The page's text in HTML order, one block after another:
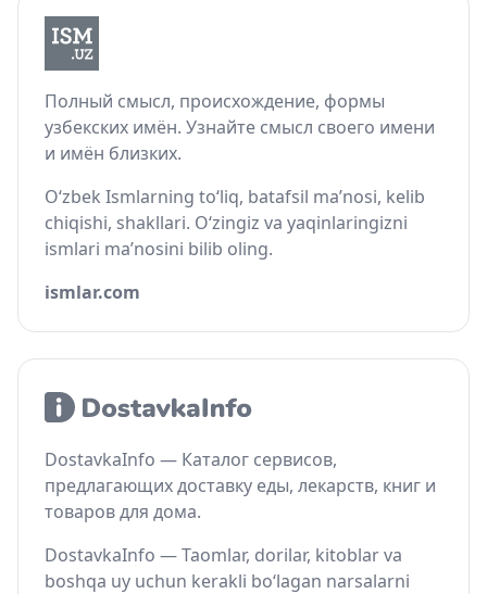
Полный смысл, происхождение, формы
узбекских имён. Узнайте смысл своего имени
и имён близких.
O‘zbek Ismlarning to‘liq, batafsil ma’nosi, kelib
chiqishi, shakllari. O‘zingiz va yaqinlaringizni
ismlari ma’nosini bilib oling.
ismlar.com
DostavkaInfo — Каталог сервисов,
предлагающих доставку еды, лекарств, книг и
товаров для дома.
DostavkaInfo — Taomlar, dorilar, kitoblar va
boshqa uy uchun kerakli bo‘lagan narsalarni